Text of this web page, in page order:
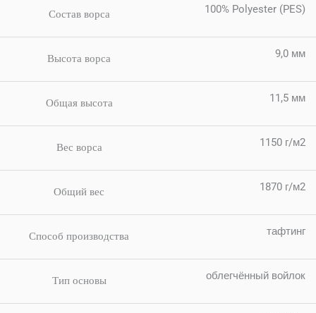
Состав ворса 100% Polyester (PES)
Высота ворса 9,0 мм
Общая высота 11,5 мм
Вес ворса 1150 г/м2
Общий вес 1870 г/м2
Способ производства тафтинг
Тип основы облегчённый войлок